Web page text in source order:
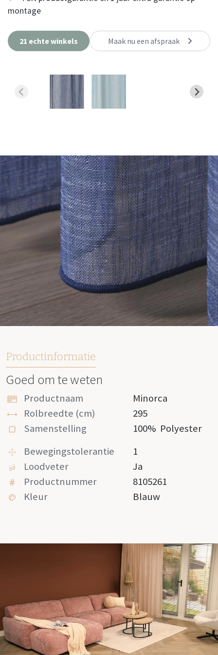
montage
21 echte winkels Maak nu een afspraak
Productinformatie
Goed om te weten
Productnaam
Minorca
Rolbreedte (cm)
295
Samenstelling
100% Polyester
Bewegingstolerantie
1
Loodveter
Ja
Productnummer
8105261
Kleur
Blauw